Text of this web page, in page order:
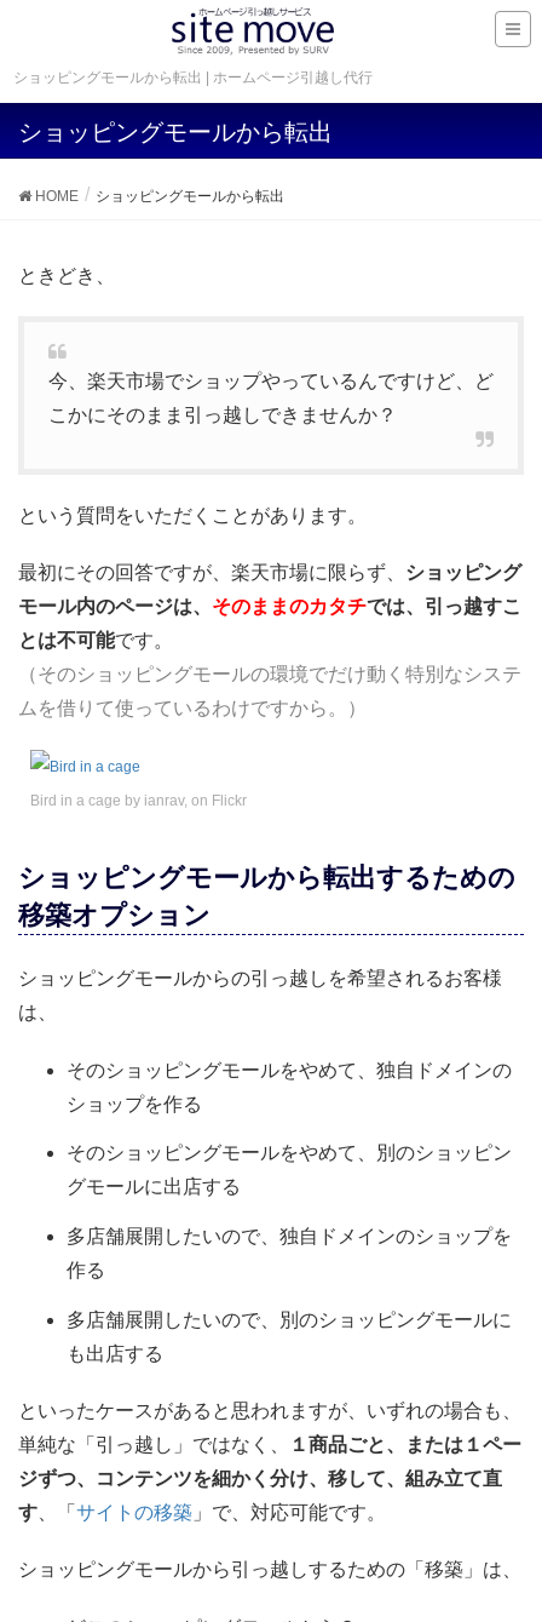
ショッピングモールから転出 | ホームページ引越し代行
ショッピングモールから転出
HOME ショッピングモールから転出
ときどき、
今、楽天市場でショップやっているんですけど、ど
こかにそのまま引っ越しできませんか？
という質問をいただくことがあります。
最初にその回答ですが、楽天市場に限らず、 ショッピング
モール内のページは、 そのままのカタチでは、引っ越すこ
とは不可能です。
（そのショッピングモールの環境でだけ動く特別なシステ
ムを借りて使っているわけですから。）
Bird in a cage by ianrav, on Flickr
ショッピングモールから転出するための
移築オプション
ショッピングモールからの引っ越しを希望されるお客様
は、
そのショッピングモールをやめて、独自ドメインの
ショップを作る
そのショッピングモールをやめて、別のショッピン
グモールに出店する
多店舗展開したいので、独自ドメインのショップを
作る
多店舗展開したいので、別のショッピングモールに
も出店する
といったケースがあると思われますが、いずれの場合も、
単純な「引っ越し」ではなく、
１商品ごと、または１ペー
ジずつ、コンテンツを細かく分け、移して、組み立て直
す 、「 サイトの移築 」で、対応可能です。
ショッピングモールから引っ越しするための「移築」は、